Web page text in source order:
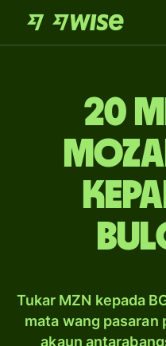
20
Tukar MZN kepada
mata wang pasaran
akaun